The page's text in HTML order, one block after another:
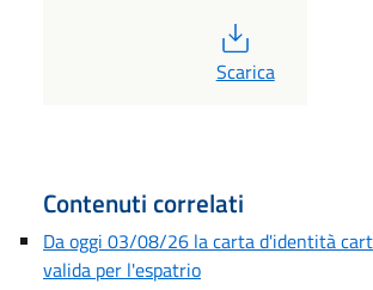
PDF
Scarica
Contenuti correlati
Da oggi 03/08/26 la carta d'identità
valida per l'espatrio